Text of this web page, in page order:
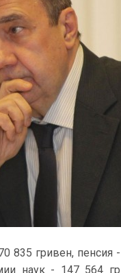
835 гривен,
наук - 147 564